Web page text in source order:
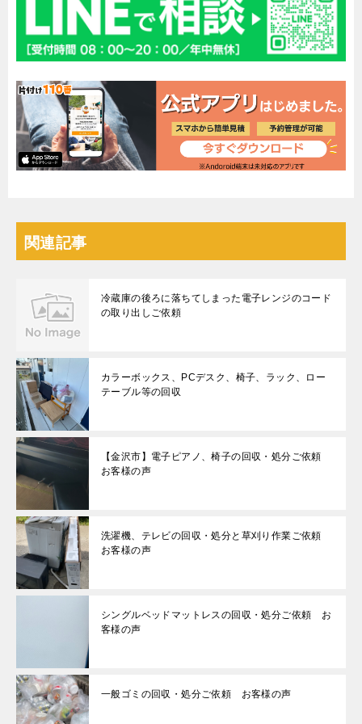
関連記事
冷蔵庫の後ろに落ちてしまった電子レンジのコード
の取り出しご依頼
カラーボックス、PCデスク、椅子、ラック、ロー
テーブル等の回収
【金沢市】電子ピアノ、椅子の回収・処分ご依頼
お客様の声
洗濯機、テレビの回収・処分と草刈り作業ご依頼
お客様の声
シングルベッドマットレスの回収・処分ご依頼 お
客様の声
一般ゴミの回収・処分ご依頼 お客様の声